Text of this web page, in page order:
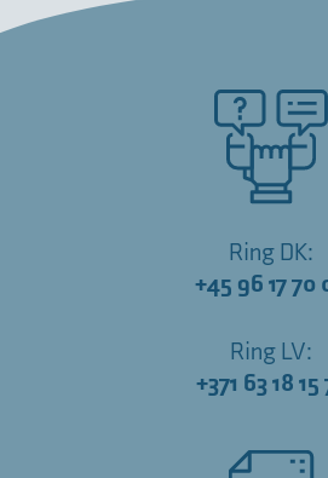
Ring DK:
+45 96 17 70
Ring LV:
+371 63 18 15